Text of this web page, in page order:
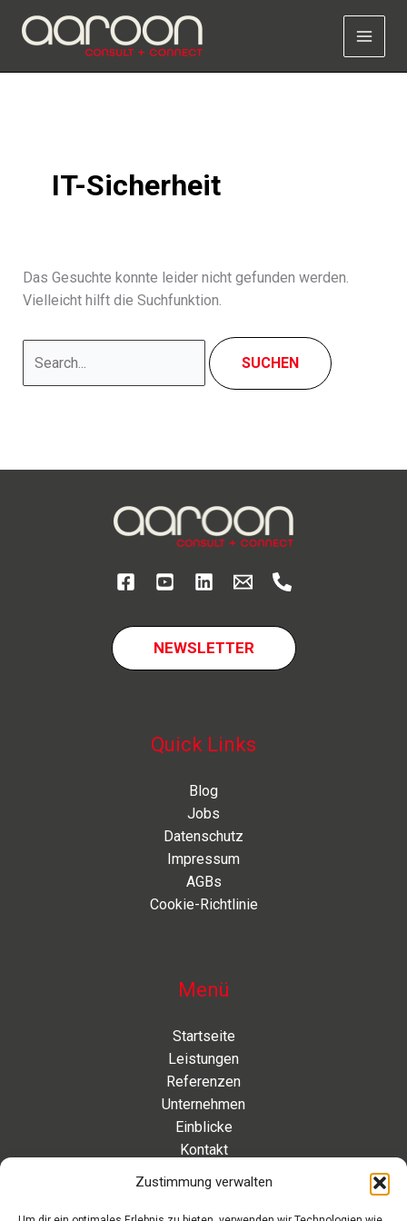
Zustimmung verwalten
Inhalt
IT-Sicherheit
Das Gesuchte konnte leider nicht gefunden werden.
Vielleicht hilft die Suchfunktion.
Suchen
nach:
NEWSLETTER
Quick Links
Blog
Jobs
Datenschutz
Impressum
AGBs
Cookie-Richtlinie
Menü
Startseite
Leistungen
Referenzen
Unternehmen
Einblicke
Kontakt